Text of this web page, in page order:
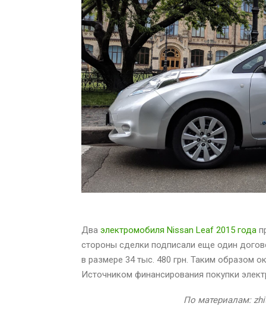
Два электромобиля Nissan Leaf 2015 года
стороны сделки подписали еще один
в размере 34 тыс. 480 грн. Таким образом
Источником финансирования покупки
По материалам: